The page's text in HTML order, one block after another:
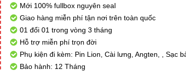
Mới 100% fullbox nguyên seal
Giao hàng miễn phí tận nơi trên toàn quốc
01 đổi 01 trong vòng 3 tháng
Hỗ trợ miễn phí trọn đời
Phụ kiện đi kèm: Pin Lion, Cài lưng, Angten, , Sạc
Bảo hành: 12 Tháng